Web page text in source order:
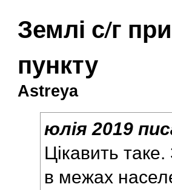
Землі с/г
пункту
Astreya
юлія 2019
Цікавить
в межах